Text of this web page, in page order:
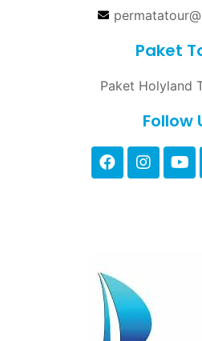
Paket
Paket Holyland
Follow